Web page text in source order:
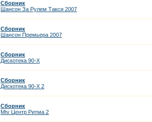
Сборник
Шансон За Рулем Такси 2007
Сборник
Шансон Премьера 2007
Сборник
Дискотека 90-Х
Сборник
Дискотека 90-Х 2
Сборник
Mtv Центр Ритма 2